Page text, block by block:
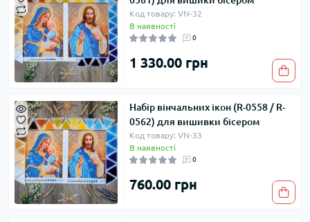
Код товару: VN-32
В наявності
0
1 330.00 грн
Набір вінчальних ікон (R-0558 / R-
0562) для вишивки бісером
Код товару: VN-33
В наявності
0
760.00 грн